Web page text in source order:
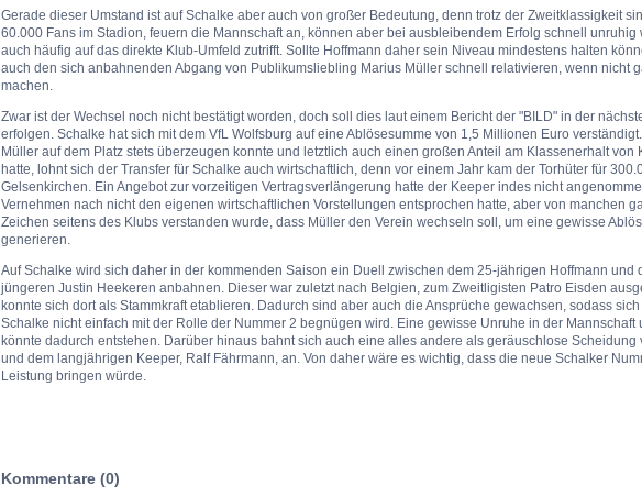
Gerade dieser Umstand ist auf Schalke aber auch von großer Bedeutung, denn trotz der Zweitklassigkeit
60.000 Fans im Stadion, feuern die Mannschaft an, können aber bei ausbleibendem Erfolg schnell unruhig
auch häufig auf das direkte Klub-Umfeld zutrifft. Sollte Hoffmann daher sein Niveau mindestens halten
auch den sich anbahnenden Abgang von Publikumsliebling Marius Müller schnell relativieren, wenn nicht
machen.
Zwar ist der Wechsel noch nicht bestätigt worden, doch soll dies laut einem Bericht der "BILD" in der
erfolgen. Schalke hat sich mit dem VfL Wolfsburg auf eine Ablösesumme von 1,5 Millionen Euro
Müller auf dem Platz stets überzeugen konnte und letztlich auch einen großen Anteil am Klassenerhalt von
hatte, lohnt sich der Transfer für Schalke auch wirtschaftlich, denn vor einem Jahr kam der Torhüter für
Gelsenkirchen. Ein Angebot zur vorzeitigen Vertragsverlängerung hatte der Keeper indes nicht
Vernehmen nach nicht den eigenen wirtschaftlichen Vorstellungen entsprochen hatte, aber von manchen
Zeichen seitens des Klubs verstanden wurde, dass Müller den Verein wechseln soll, um eine gewisse
generieren.
Auf Schalke wird sich daher in der kommenden Saison ein Duell zwischen dem 25-jährigen Hoffmann und
jüngeren Justin Heekeren anbahnen. Dieser war zuletzt nach Belgien, zum Zweitligisten Patro Eisden
konnte sich dort als Stammkraft etablieren. Dadurch sind aber auch die Ansprüche gewachsen, sodass
Schalke nicht einfach mit der Rolle der Nummer 2 begnügen wird. Eine gewisse Unruhe in der Mannschaft
könnte dadurch entstehen. Darüber hinaus bahnt sich auch eine alles andere als geräuschlose Scheidung
und dem langjährigen Keeper, Ralf Fährmann, an. Von daher wäre es wichtig, dass die neue Schalker
Leistung bringen würde.
Kommentare (0)